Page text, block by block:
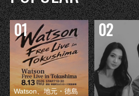
Watson、地元・徳島